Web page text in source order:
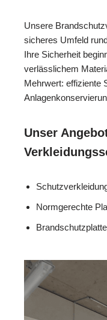
Unsere
sicheres Umfeld
Ihre Sicherheit
verlässlichem
Mehrwert: effiziente
Unser
Normgerechte